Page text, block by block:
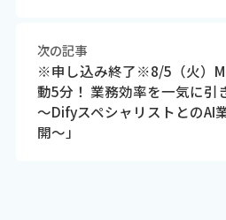
次の記事
※申し込み終了※8/5（火）
動5分！ 業務効率を一気に引
～DifyスペシャリストとのAI
開～」